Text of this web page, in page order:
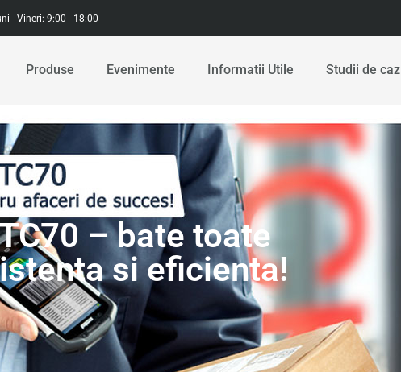
- Vineri: 9:00 - 18:00
Produse Evenimente Informatii Utile Studii de caz
– bate toate
si eficienta!